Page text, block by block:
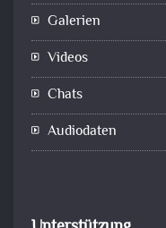
Galerien
Videos
Chats
Audiodaten